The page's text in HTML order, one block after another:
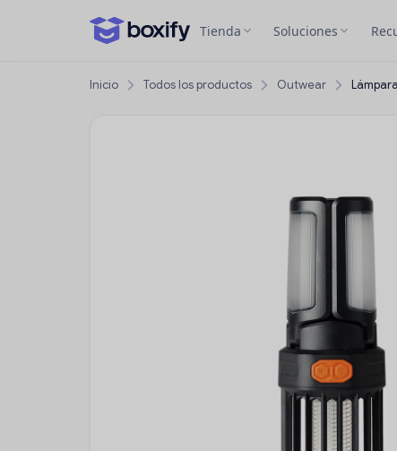
Tienda Soluciones
Inicio Todos los productos Outwear